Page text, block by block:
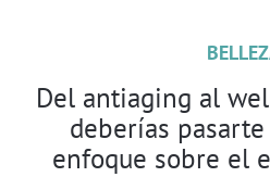
Del antiaging al
deberías
enfoque sobre el